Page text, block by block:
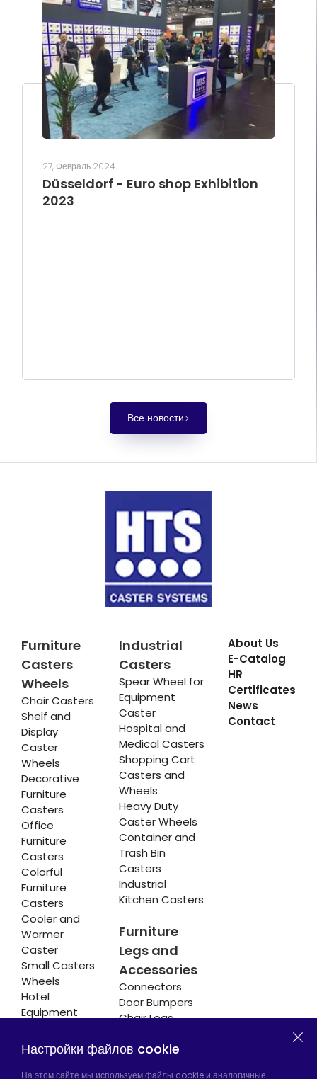
27, Февраль 2024
Düsseldorf - Euro shop Exhibition
2023
Все новости
Furniture
Casters
Wheels
Chair Casters
Shelf and
Display
Caster
Wheels
Decorative
Furniture
Casters
Office
Furniture
Casters
Colorful
Furniture
Casters
Cooler and
Warmer
Caster
Small Casters
Wheels
Hotel
Equipment
Industrial
Casters
Spear Wheel for
Equipment
Caster
Hospital and
Medical Casters
Shopping Cart
Casters and
Wheels
Heavy Duty
Caster Wheels
Container and
Trash Bin
Casters
Industrial
Kitchen Casters
Furniture
Legs and
Accessories
Connectors
Door Bumpers
Chair Legs
About Us
E-Catalog
HR
Certificates
News
Contact
Настройки файлов cookie
На этом сайте мы используем файлы cookie и аналогичные